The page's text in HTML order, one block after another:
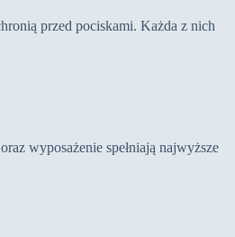
przed pociskami. Każda z nich
wyposażenie spełniają najwyższe